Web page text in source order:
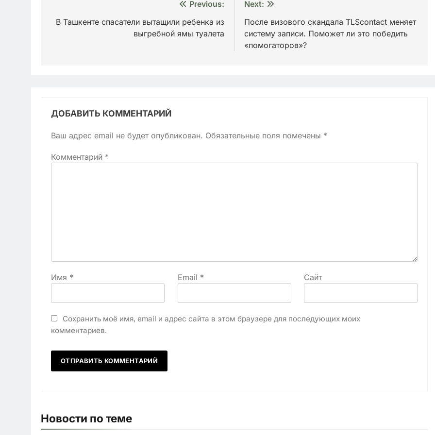
по
Previous:
В Ташкенте спасатели вытащили ребенка из
выгребной ямы туалета
Next:
После визового скандала TLScontact меняет
систему записи. Поможет ли это победить
«помогаторов»?
ДОБАВИТЬ КОММЕНТАРИЙ
Ваш адрес email не будет опубликован. Обязательные поля помечены *
Комментарий *
Имя * Email * Сайт
Сохранить моё имя, email и адрес сайта в этом браузере для последующих моих
комментариев.
Новости по теме